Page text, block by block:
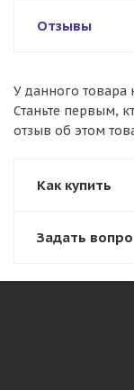
Отзывы
У данного товара
Станьте первым,
отзыв об этом
Как купить
Задать